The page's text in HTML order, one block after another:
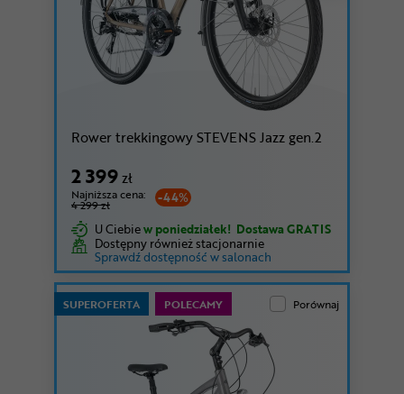
wiśniowy | Low
Rower trekkingowy STEVENS Jazz gen.2
2 399zł
-44%
Najniższa cena:
4 299 zł
U Ciebiew poniedziałek! Dostawa GRATIS
Dostępny również stacjonarnie
Sprawdź dostępność w salonach
SUPEROFERTA POLECAMY Porównaj